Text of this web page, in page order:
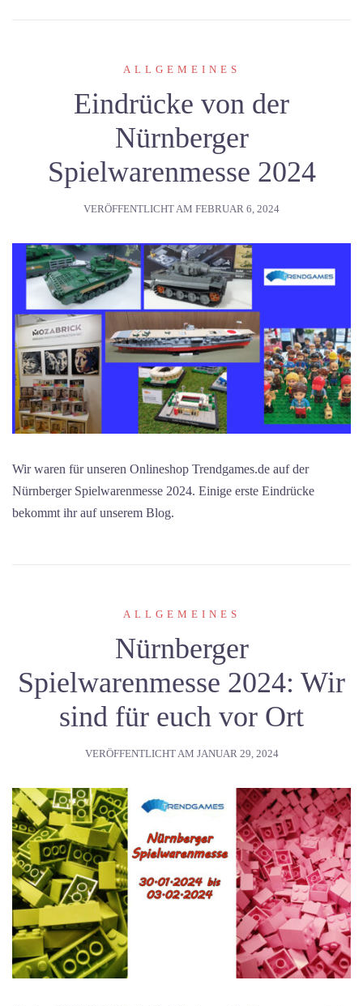
ALLGEMEINES
Eindrücke von der
Nürnberger
Spielwarenmesse 2024
VERÖFFENTLICHT AM FEBRUAR 6, 2024
Wir waren für unseren Onlineshop Trendgames.de auf der
Nürnberger Spielwarenmesse 2024. Einige erste Eindrücke
bekommt ihr auf unserem Blog.
ALLGEMEINES
Nürnberger
Spielwarenmesse 2024: Wir
sind für euch vor Ort
VERÖFFENTLICHT AM JANUAR 29, 2024